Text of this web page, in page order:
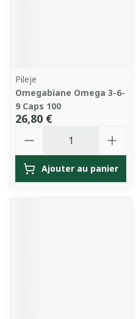
Pileje
Omegabiane Omega 3-6-
9 Caps 100
26,80 €
Ajouter au panier